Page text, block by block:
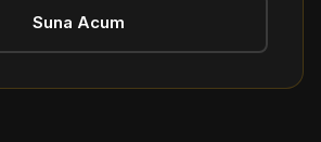
Suna Acum